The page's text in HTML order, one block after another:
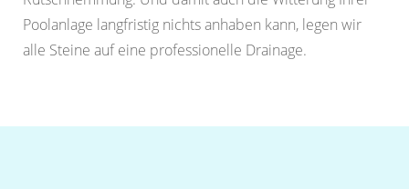
Poolanlage langfristig nichts anhaben kann, legen wir
alle Steine auf eine professionelle Drainage.